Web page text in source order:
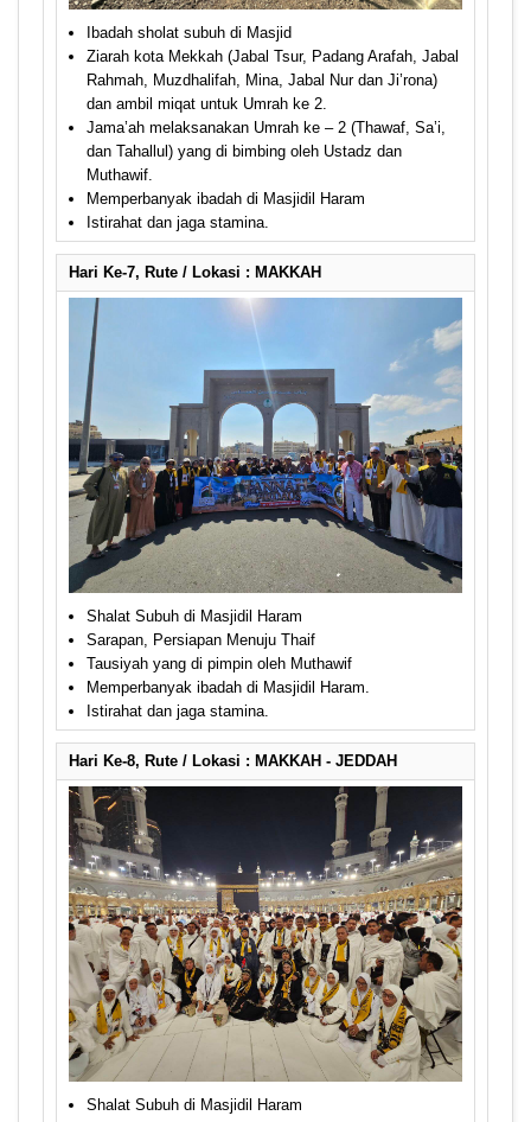
Ibadah sholat subuh di Masjid
Ziarah kota Mekkah (Jabal Tsur, Padang Arafah, Jabal
Rahmah, Muzdhalifah, Mina, Jabal Nur dan Ji’rona)
dan ambil miqat untuk Umrah ke 2.
Jama’ah melaksanakan Umrah ke – 2 (Thawaf, Sa’i,
dan Tahallul) yang di bimbing oleh Ustadz dan
Muthawif.
Memperbanyak ibadah di Masjidil Haram
Istirahat dan jaga stamina.
Hari Ke-7, Rute / Lokasi : MAKKAH
Shalat Subuh di Masjidil Haram
Sarapan, Persiapan Menuju Thaif
Tausiyah yang di pimpin oleh Muthawif
Memperbanyak ibadah di Masjidil Haram.
Istirahat dan jaga stamina.
Hari Ke-8, Rute / Lokasi : MAKKAH - JEDDAH
Shalat Subuh di Masjidil Haram